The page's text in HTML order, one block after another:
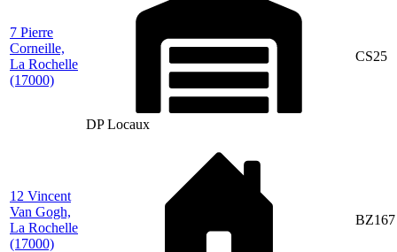
7 Pierre
Corneille,
La Rochelle
(17000)
DP Locaux
CS25
12 Vincent
Van Gogh,
La Rochelle
(17000)
BZ167